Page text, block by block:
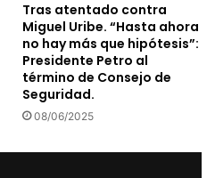
Tras atentado contra
Miguel Uribe. “Hasta ahora
no hay más que hipótesis”:
Presidente Petro al
término de Consejo de
Seguridad.
08/06/2025